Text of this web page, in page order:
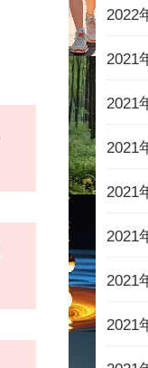
2022
2021
2021
2021
2021
2021
2021
2021